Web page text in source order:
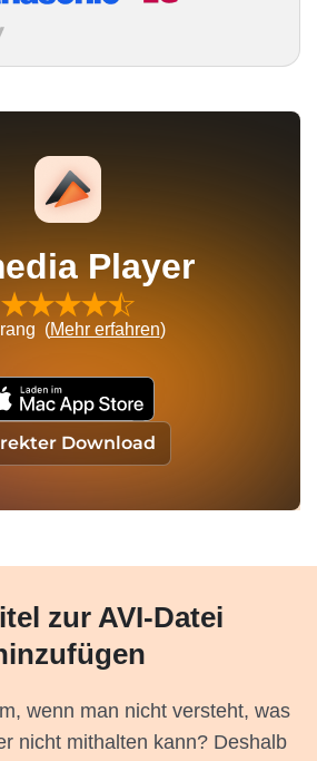
Player
(Mehr erfahren)
Download
zur AVI-Datei
wenn man nicht versteht, was
nicht mithalten kann? Deshalb